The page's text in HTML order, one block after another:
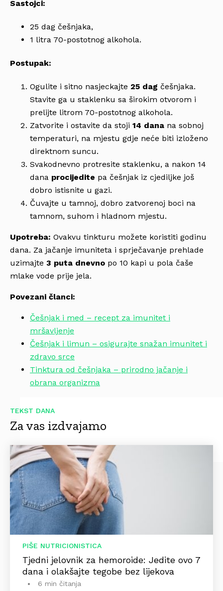
Sastojci:
25 dag češnjaka,
1 litra 70-postotnog alkohola.
Postupak:
Ogulite i sitno nasjeckajte 25 dag češnjaka.
Stavite ga u staklenku sa širokim otvorom i
prelijte litrom 70-postotnog alkohola.
Zatvorite i ostavite da stoji 14 dana na sobnoj
temperaturi, na mjestu gdje neće biti izloženo
direktnom suncu.
Svakodnevno protresite staklenku, a nakon 14
dana procijedite pa češnjak iz cjediljke još
dobro istisnite u gazi.
Čuvajte u tamnoj, dobro zatvorenoj boci na
tamnom, suhom i hladnom mjestu.
Upotreba: Ovakvu tinkturu možete koristiti godinu
dana. Za jačanje imuniteta i sprječavanje prehlade
uzimajte 3 puta dnevno po 10 kapi u pola čaše
mlake vode prije jela.
Povezani članci:
Češnjak i med – recept za imunitet i
mršavljenje
Češnjak i limun – osigurajte snažan imunitet i
zdravo srce
Tinktura od češnjaka – prirodno jačanje i
obrana organizma
TEKST DANA
Za vas izdvajamo
PIŠE NUTRICIONISTICA
Tjedni jelovnik za hemoroide: Jedite ovo 7
dana i olakšajte tegobe bez lijekova
6 min čitanja